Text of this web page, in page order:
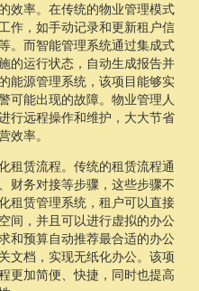
效率。在传统的物业管理模式
作，如手动记录和更新租户信
。而智能管理系统通过集成式
的运行状态，自动生成报告并
能源管理系统，该项目能够实
可能出现的故障。物业管理人
行远程操作和维护，大大节省
效率。
租赁流程。传统的租赁流程通
财务对接等步骤，这些步骤不
租赁管理系统，租户可以直接
间，并且可以进行虚拟的办公
和预算自动推荐最合适的办公
文档，实现无纸化办公。该项
更加简便、快捷，同时也提高